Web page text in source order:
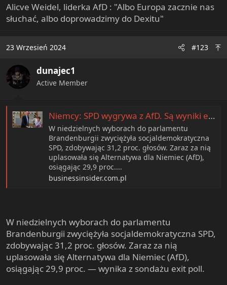
Alicve Weidel, liderka AfD : "Albo Europa zacznie nas
słuchać, albo doprowadzimy do Dexitu"
23 Wrzesień 2024 #123
dunajec1
Active Member
Niemcy: SPD wygrywa z AfD. Są wyniki exit poll
W niedzielnych wyborach do parlamentu
Brandenburgii zwyciężyła socjaldemokratyczna
SPD, zdobywając 31,2 proc. głosów. Zaraz za nią
uplasowała się Alternatywa dla Niemiec (AfD),
osiągając 29,9 proc....
businessinsider.com.pl
W niedzielnych wyborach do parlamentu
Brandenburgii zwyciężyła socjaldemokratyczna SPD,
zdobywając 31,2 proc. głosów. Zaraz za nią
uplasowała się Alternatywa dla Niemiec (AfD),
osiągając 29,9 proc. — wynika z sondażu exit poll.